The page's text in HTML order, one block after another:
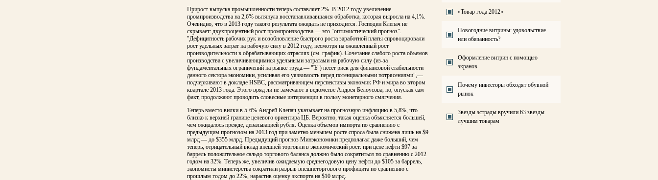
Прирост выпуска промышленности теперь составляет 2%. В 2012 году увеличение
промпроизводства на 2,6% вытянула восстанавливавшаяся обработка, которая выросла на 4,1%.
Очевидно, что в 2013 году такого результата ожидать не приходится. Господин Клепач не
скрывает: двухпроцентный рост промпроизводства — это "оптимистический прогноз".
"Дефицитность рабочих рук и возобновление быстрого роста заработной платы спровоцировали
рост удельных затрат на рабочую силу в 2012 году, несмотря на оживленный рост
производительности в обрабатывающих отраслях (см. график). Сочетание слабого роста объемов
производства с увеличивающимися удельными затратами на рабочую силу (из-за
фундаментальных ограничений на рынке труда.— "Ъ") несет риск для финансовой стабильности
данного сектора экономики, усиливая его уязвимость перед потенциальными потрясениями",—
подчеркивают в докладе HSBC, рассматривающем перспективы экономик РФ и мира во втором
квартале 2013 года. Этого вряд ли не замечают в ведомстве Андрея Белоусова, но, опуская сам
факт, продолжают проводить словесные интервенции в пользу монетарного смягчения.
Теперь вместо вилки в 5-6% Андрей Клепач указывает на прогнозную инфляцию в 5,8%, что
близко к верхней границе целевого ориентира ЦБ. Вероятно, такая оценка объясняется большей,
чем ожидалось прежде, девальвацией рубля. Оценка объемов импорта по сравнению с
предыдущим прогнозом на 2013 год при заметно меньшем росте спроса была снижена лишь на $9
млрд — до $355 млрд. Предыдущий прогноз Минэкономики предполагал даже больший, чем
теперь, отрицательный вклад внешней торговли в экономический рост: при цене нефти $97 за
баррель положительное сальдо торгового баланса должно было сократиться по сравнению с 2012
годом на 32%. Теперь же, увеличив ожидаемую среднегодовую цену нефти до $105 за баррель,
экономисты министерства сократили разрыв внешнеторгового профицита по сравнению с
прошлым годом до 22%, нарастив оценку экспорта на $10 млрд.
«Товар года 2012»
Новогодние витрины: удовольствие
или обязанность?
Оформление витрин с помощью
экранов
Почему инвесторы обходят обувной
рынок
Звезды эстрады вручили 63 звезды
лучшим товарам